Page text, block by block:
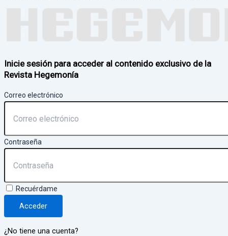
Inicie sesión para acceder al contenido exclusivo de la
Revista Hegemonía
Correo electrónico
Contraseña
Recuérdame
Acceder
¿No tiene una cuenta?